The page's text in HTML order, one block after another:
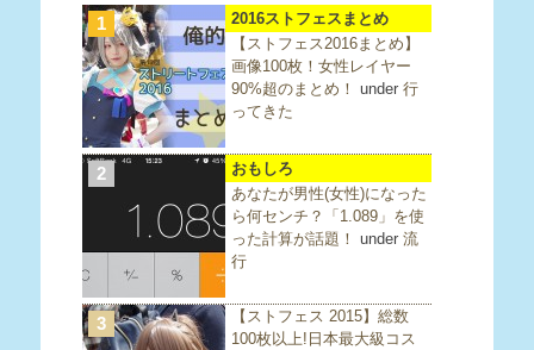
1
2016ストフェスまとめ
【ストフェス2016まとめ】
画像100枚！女性レイヤー
90%超のまとめ！ under 行
ってきた
2
おもしろ
あなたが男性(女性)になった
ら何センチ？「1.089」を使
った計算が話題！ under 流
行
3
【ストフェス 2015】総数
100枚以上!日本最大級コス